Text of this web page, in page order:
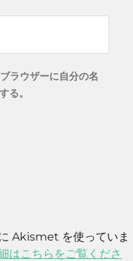
ラウザーに自分の名
る。
Akismet を使っていま
はこちらをご覧くださ